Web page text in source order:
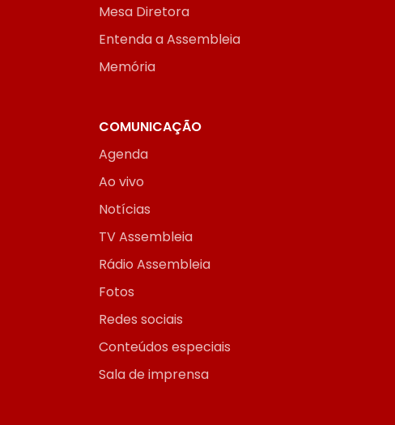
Mesa Diretora
Entenda a Assembleia
Memória
COMUNICAÇÃO
Agenda
Ao vivo
Notícias
TV Assembleia
Rádio Assembleia
Fotos
Redes sociais
Conteúdos especiais
Sala de imprensa